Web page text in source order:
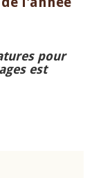
pour
est